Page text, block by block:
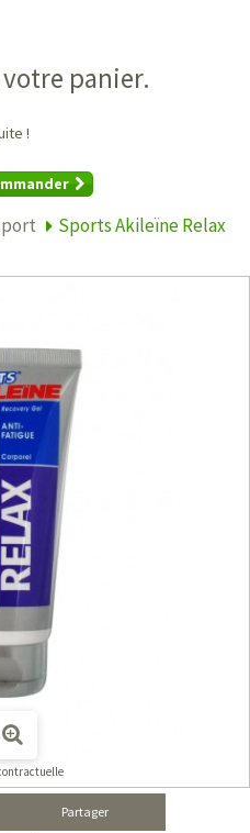
panier.
!
Sports Akileïne Relax
Partager